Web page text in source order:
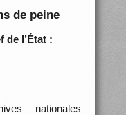
de peine
de l’État :
nationales